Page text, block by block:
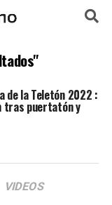
de la Teletón 2022 :
tras puertatón y
VIDEOS